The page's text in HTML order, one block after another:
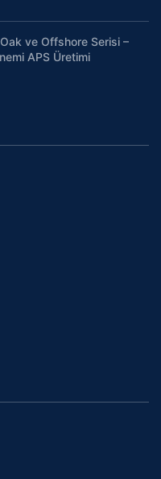
ve Offshore Serisi –
APS Üretimi